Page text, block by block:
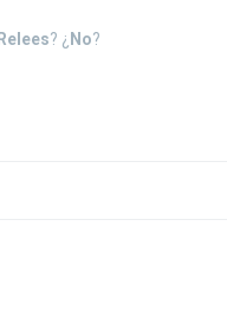
Relees? ¿ No?